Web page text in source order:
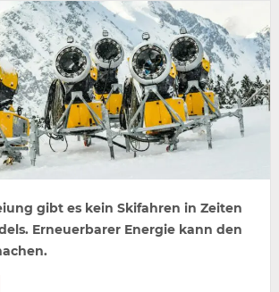
gibt es kein Skifahren in Zeiten
Erneuerbarer Energie kann den